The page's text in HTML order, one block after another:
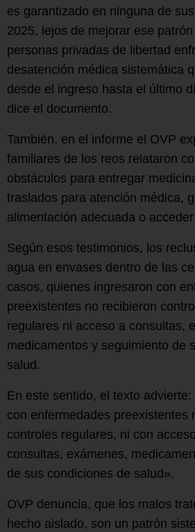
es garantizado en ninguna de
2025, lejos de mejorar ese
personas privadas de libertad
desatención médica sistemática
desde el ingreso hasta el último
dice el documento.
También, en el informe el OVP
familiares de los reos relataron
obstáculos para entregar
traslados para atención médica,
alimentación adecuada o
Según esos testimonios, los
agua en envases dentro de las
casos, quienes ingresaron con
preexistentes no recibieron
regulares ni acceso a consultas,
medicamentos y seguimiento de
salud.
En este sentido, el texto
con enfermedades preexistentes
controles regulares, ni con
consultas, exámenes,
de sus condiciones de salud».
OVP denuncia, que los malos
hecho aislado, son un patrón